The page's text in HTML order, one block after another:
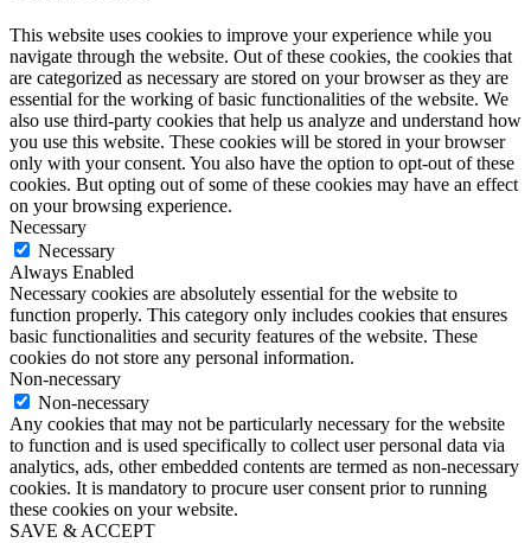
This website uses cookies to improve your experience while you
navigate through the website. Out of these cookies, the cookies that
are categorized as necessary are stored on your browser as they are
essential for the working of basic functionalities of the website. We
also use third-party cookies that help us analyze and understand how
you use this website. These cookies will be stored in your browser
only with your consent. You also have the option to opt-out of these
cookies. But opting out of some of these cookies may have an effect
on your browsing experience.
Necessary
Necessary
Always Enabled
Necessary cookies are absolutely essential for the website to
function properly. This category only includes cookies that ensures
basic functionalities and security features of the website. These
cookies do not store any personal information.
Non-necessary
Non-necessary
Any cookies that may not be particularly necessary for the website
to function and is used specifically to collect user personal data via
analytics, ads, other embedded contents are termed as non-necessary
cookies. It is mandatory to procure user consent prior to running
these cookies on your website.
SAVE & ACCEPT